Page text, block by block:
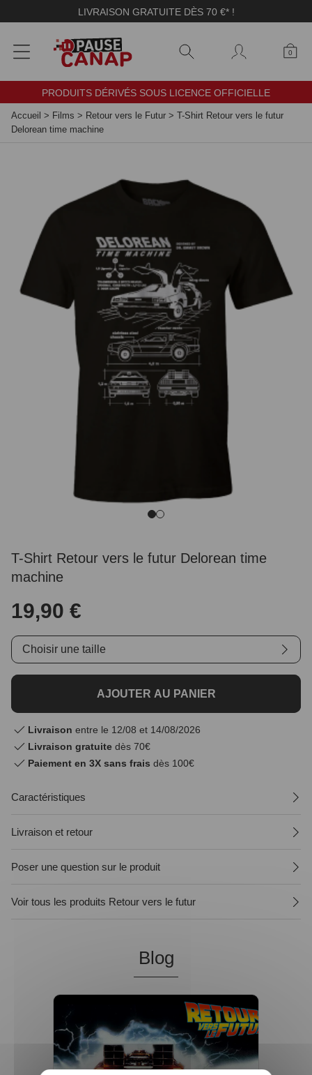
LIVRAISON GRATUITE DÈS 70 €* !
0
PRODUITS DÉRIVÉS SOUS LICENCE OFFICIELLE
Accueil > Films > Retour vers le Futur > T-Shirt Retour vers le futur
Delorean time machine
T-Shirt Retour vers le futur Delorean time
machine
19,90 €
Choisir une taille
AJOUTER AU PANIER
Livraison entre le 12/08 et 14/08/2026
Livraison gratuite dès 70€
Paiement en 3X sans frais dès 100€
Caractéristiques
Livraison et retour
Poser une question sur le produit
Voir tous les produits Retour vers le futur
Blog
Panneau de gestion des cookies